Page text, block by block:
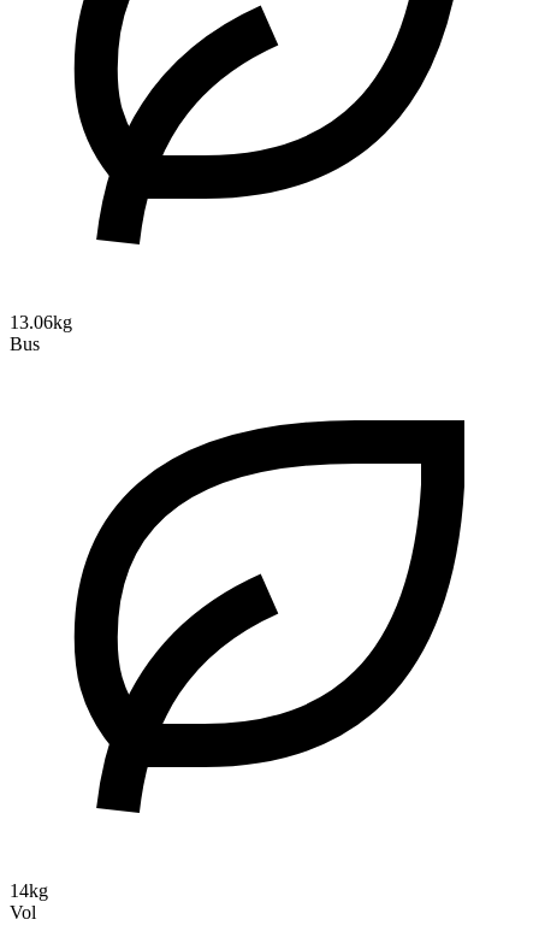
13.06kg
Bus
14kg
Vol